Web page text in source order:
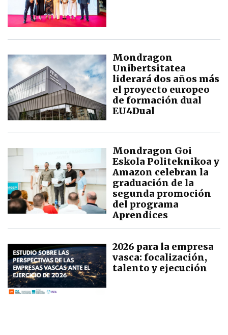
Mondragon
Unibertsitatea
liderará dos años más
el proyecto europeo
de formación dual
EU4Dual
Mondragon Goi
Eskola Politeknikoa y
Amazon celebran la
graduación de la
segunda promoción
del programa
Aprendices
2026 para la empresa
vasca: focalización,
talento y ejecución